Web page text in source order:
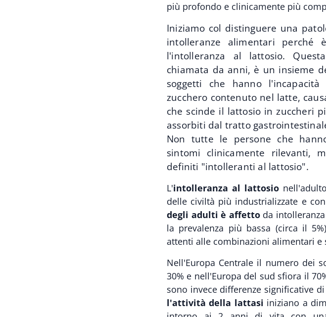
più profondo e clinicamente più
Iniziamo col distinguere una
intolleranze alimentari perché
l'intolleranza al lattosio.
chiamata da anni, è un insieme
soggetti che hanno
zucchero contenuto nel latte,
che scinde il lattosio in zuccheri
assorbiti dal tratto
Non tutte le persone che
sintomi clinicamente rilevanti,
definiti "intolleranti al lattosio".
L'intolleranza al lattosio
delle civiltà più industrializzate e
degli adulti è affettoda
la prevalenza più bassa (circa il
attenti alle combinazioni alimentari
Nell'Europa Centrale il numero dei
30% e nell'Europa del sud sfiora il
sono invece differenze significative
l'attività della lattasi iniziano a